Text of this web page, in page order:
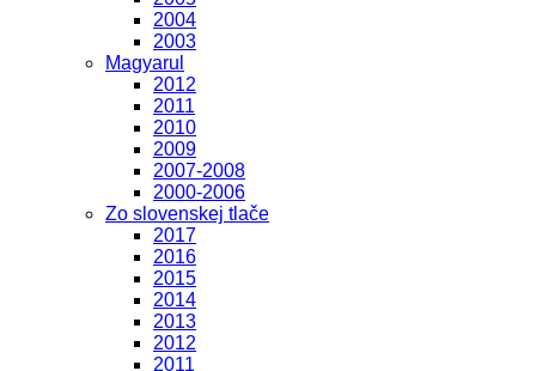
2004
2003
Magyarul
2012
2011
2010
2009
2007-2008
2000-2006
Zo slovenskej tlače
2017
2016
2015
2014
2013
2012
2011